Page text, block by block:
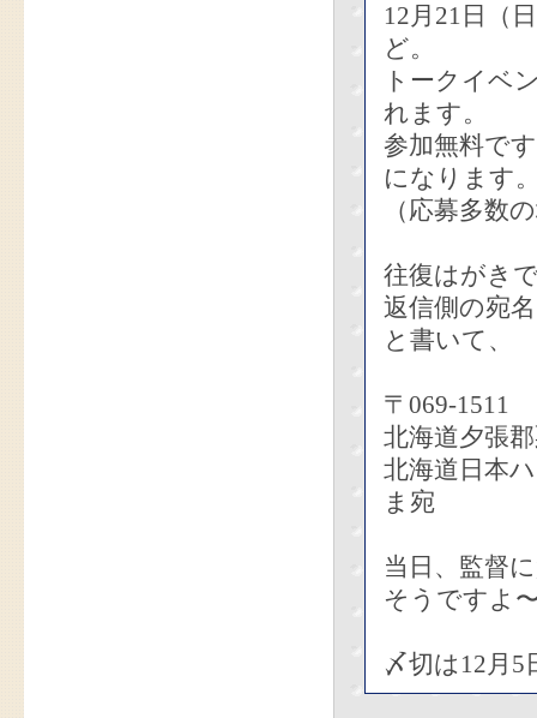
12月21日（
ど。
トークイベ
れます。
参加無料で
になります
（応募多数
往復はがき
返信側の宛
と書いて、
〒069-1511
北海道夕張
北海道日本
ま宛
当日、監督
そうですよ
〆切は12月5